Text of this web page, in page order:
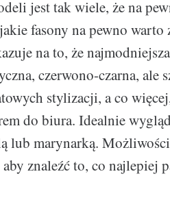
jest tak wiele, że na
fasony na pewno warto
na to, że
czerwono-czarna, ale
stylizacji, a co
do biura. Idealnie
lub marynarką.
znaleźć to, co najlepiej